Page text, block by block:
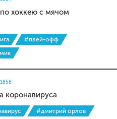
хоккею с мячом
#плей-офф
1858
коронавируса
#дмитрий орлов